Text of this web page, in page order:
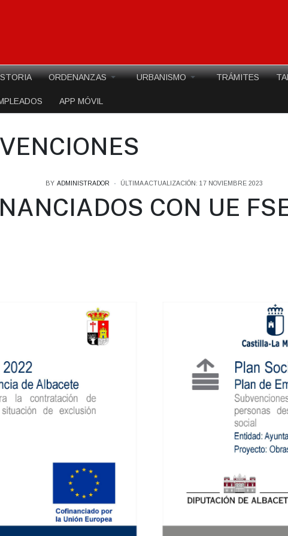
ORDENANZAS URBANISMO TRÁMITES
APP MÓVIL
BY ADMINISTRADOR ÚLTIMA ACTUALIZACIÓN: 17 NOVIEMBRE 2023
CON UE